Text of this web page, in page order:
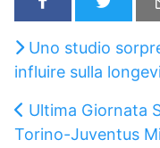
Uno studio
influire sulla
Ultima Giornata
Torino-Juventus